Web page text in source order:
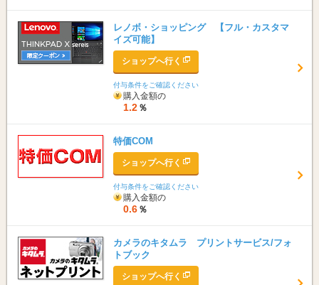
レノボ・ショッピング 【フル・カスタマ
イズ可能】
ショップへ行く
付与条件をご確認ください
購入金額の
1.2 ％
特価COM
ショップへ行く
付与条件をご確認ください
購入金額の
0.6 ％
カメラのキタムラ プリントサービス/フォ
トブック
ショップへ行く